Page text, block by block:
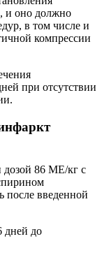
и оно должно
в том числе и
компрессии
при отсутствии
дозой 86 МЕ/кг с
после введенной
дней до